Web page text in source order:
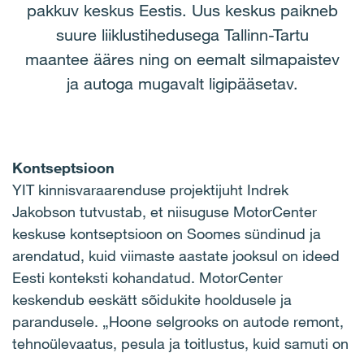
pakkuv keskus Eestis. Uus keskus paikneb
suure liiklustihedusega Tallinn-Tartu
maantee ääres ning on eemalt silmapaistev
ja autoga mugavalt ligipääsetav.
Kontseptsioon
YIT kinnisvaraarenduse projektijuht Indrek
Jakobson tutvustab, et niisuguse MotorCenter
keskuse kontseptsioon on Soomes sündinud ja
arendatud, kuid viimaste aastate jooksul on ideed
Eesti konteksti kohandatud. MotorCenter
keskendub eeskätt sõidukite hooldusele ja
parandusele. „Hoone selgrooks on autode remont,
tehnoülevaatus, pesula ja toitlustus, kuid samuti on